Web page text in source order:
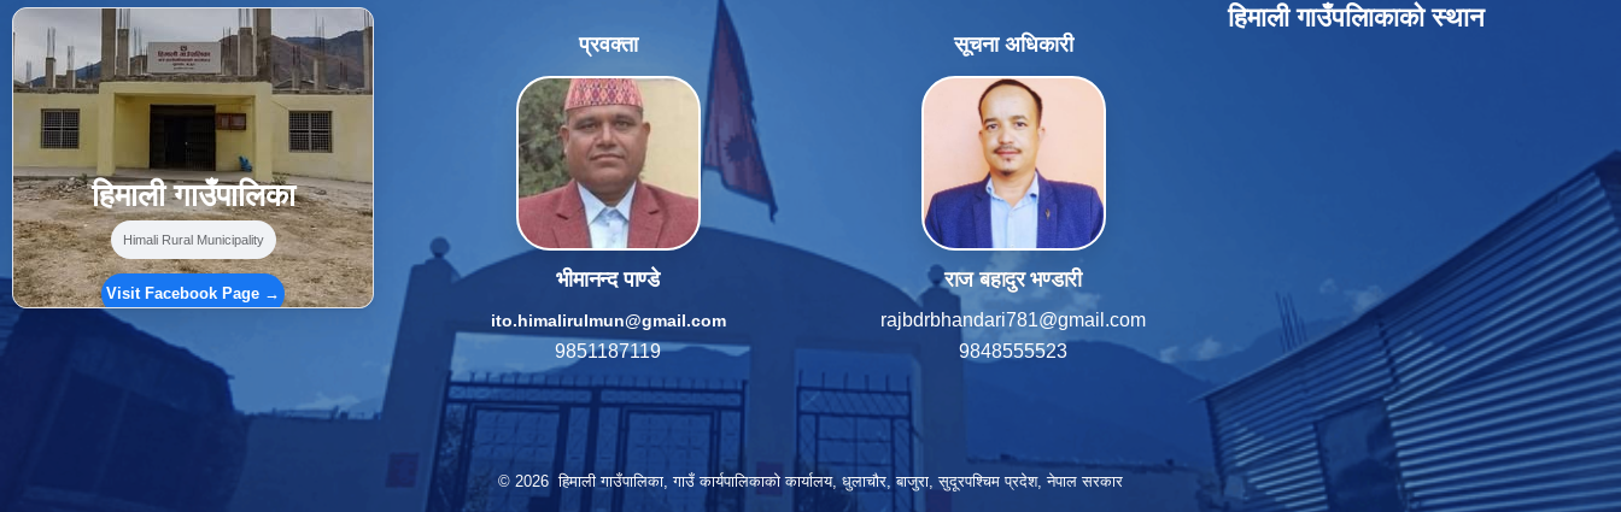
f Facebook ⋯
हिमाली गाउँपालिका
Himali Rural Municipality
Visit Facebook Page →
प्रवक्ता
भीमानन्द पाण्डे
ito.himalirulmun@gmail.com
9851187119
सूचना अधिकारी
राज बहादुर भण्डारी
rajbdrbhandari781@gmail.com
9848555523
हिमाली गाउँपलािकाको स्थान
© 2026 हिमाली गाउँपालिका, गाउँ कार्यपालिकाकाे कार्यालय, धुलाचौर, बाजुरा, सुदूरपश्चिम प्रदेश, नेपाल सरकार